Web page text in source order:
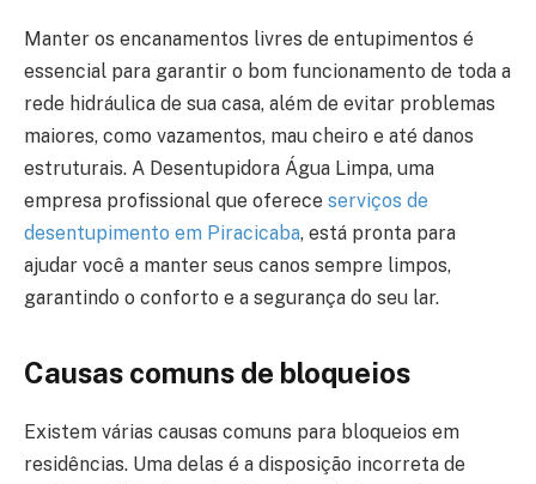
Manter os encanamentos livres de entupimentos é
essencial para garantir o bom funcionamento de toda a
rede hidráulica de sua casa, além de evitar problemas
maiores, como vazamentos, mau cheiro e até danos
estruturais. A Desentupidora Água Limpa, uma
empresa profissional que oferece serviços de
desentupimento em Piracicaba, está pronta para
ajudar você a manter seus canos sempre limpos,
garantindo o conforto e a segurança do seu lar.
Causas comuns de bloqueios
Existem várias causas comuns para bloqueios em
residências. Uma delas é a disposição incorreta de